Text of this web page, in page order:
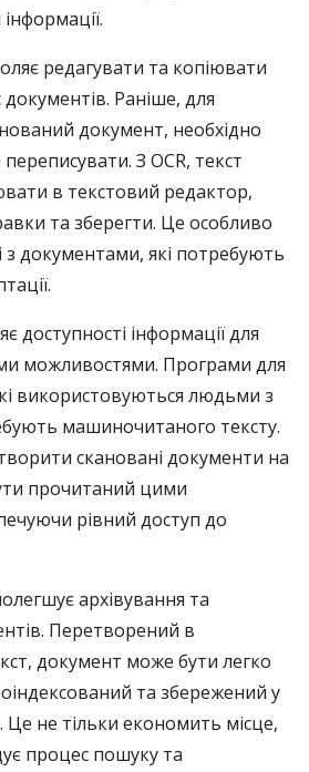
редагувати та копіювати
документів. Раніше, для
документ, необхідно
З OCR, текст
в текстовий редактор,
та зберегти. Це особливо
з документами, які потребують
доступності інформації для
можливостями. Програми для
використовуються людьми з
машиночитаного тексту.
скановані документи на
прочитаний цими
рівний доступ до
архівування та
Перетворений в
документ може бути легко
та збережений у
не тільки економить місце,
процес пошуку та